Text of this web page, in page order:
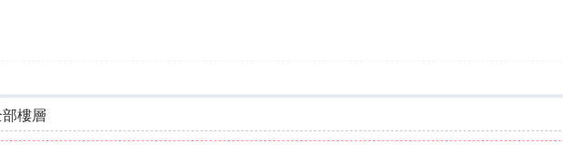
樓層